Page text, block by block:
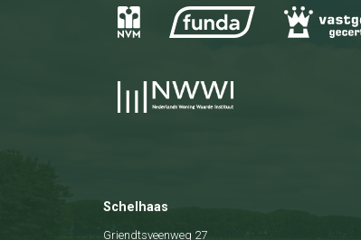
Schelhaas
Griendtsveenweg 27